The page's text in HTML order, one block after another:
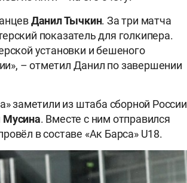
Данил Тычкин. За три матча
показатель для голкипера.
установки и бешеного
– отметил Данил по завершении
заметили из штаба сборной России
. Вместе с ним отправился
в составе «Ак Барса» U18.